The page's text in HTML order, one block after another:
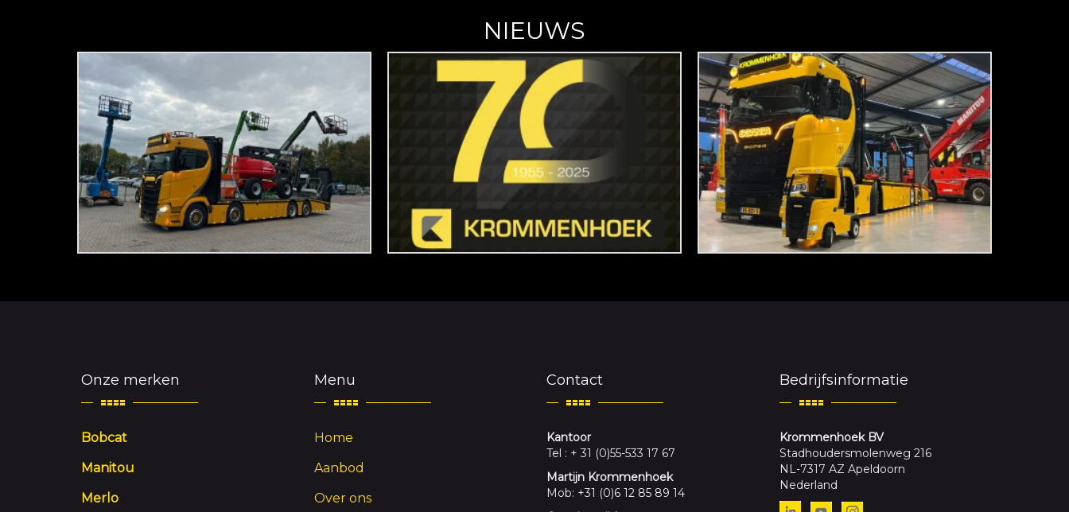
NIEUWS
Onze merken
Bobcat
Manitou
Merlo
Menu
Home
Aanbod
Over ons
Contact
Kantoor
Tel : + 31 (0)55-533 17 67
Martijn Krommenhoek
Mob: +31 (0)6 12 85 89 14
Bedrijfsinformatie
Krommenhoek BV
Stadhoudersmolenweg 216
NL-7317 AZ Apeldoorn
Nederland